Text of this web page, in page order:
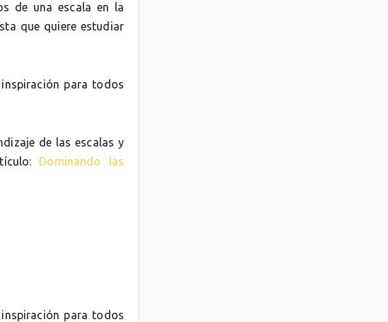
de una escala en la
que quiere estudiar
para todos
de las escalas y
Dominando las
para todos